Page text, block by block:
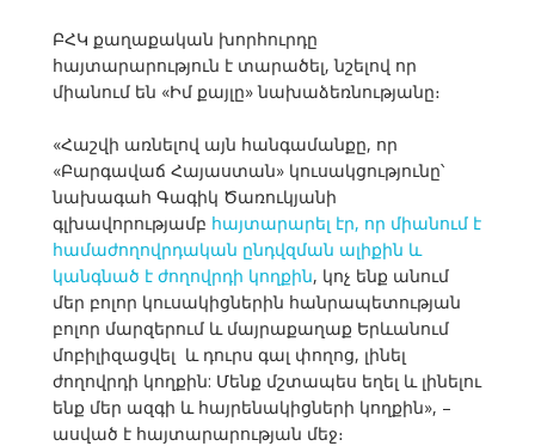
ԲՀԿ քաղաքական խորհուրդը
հայտարարություն է տարածել, նշելով որ
միանում են «Իմ քայլը» նախաձեռնությանը։
«Հաշվի առնելով այն հանգամանքը, որ
«Բարգավաճ Հայաստան» կուսակցությունը՝
նախագահ Գագիկ Ծառուկյանի
գլխավորությամբ հայտարարել էր, որ միանում է
համաժողովրդական ընդվզման ալիքին և
կանգնած է ժողովրդի կողքին, կոչ ենք անում
մեր բոլոր կուսակիցներին հանրապետության
բոլոր մարզերում և մայրաքաղաք Երևանում
մոբիլիզացվել և դուրս գալ փողոց, լինել
ժողովրդի կողքին: Մենք մշտապես եղել և լինելու
ենք մեր ազգի և հայրենակիցների կողքին», –
ասված է հայտարարության մեջ։